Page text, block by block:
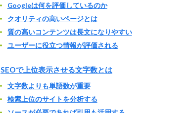
Googleは何を評価しているのか
クオリティの高いページとは
質の高いコンテンツは長文になりやすい
ユーザーに役立つ情報が評価される
SEOで上位表示させる文字数とは
文字数よりも単語数が重要
検索上位のサイトを分析する